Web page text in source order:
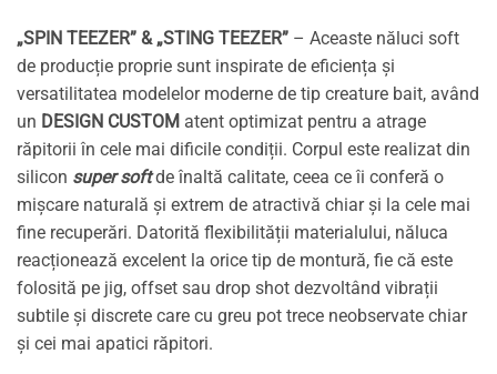
„SPIN TEEZER” & „STING TEEZER” – Aceaste năluci soft
de producție proprie sunt inspirate de eficiența și
versatilitatea modelelor moderne de tip creature bait, având
un DESIGN CUSTOM atent optimizat pentru a atrage
răpitorii în cele mai dificile condiții. Corpul este realizat din
silicon super softde înaltă calitate, ceea ce îi conferă o
mișcare naturală și extrem de atractivă chiar și la cele mai
fine recuperări. Datorită flexibilității materialului, năluca
reacționează excelent la orice tip de montură, fie că este
folosită pe jig, offset sau drop shot dezvoltând vibrații
subtile și discrete care cu greu pot trece neobservate chiar
și cei mai apatici răpitori.